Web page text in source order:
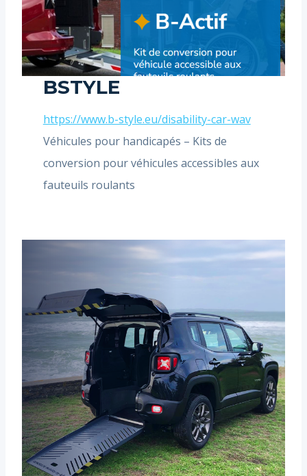
BSTYLE
https://www.b-style.eu/disability-car-wav
Véhicules pour handicapés – Kits de
conversion pour véhicules accessibles aux
fauteuils roulants